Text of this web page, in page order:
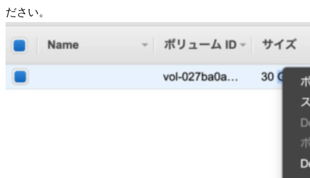
ださい。